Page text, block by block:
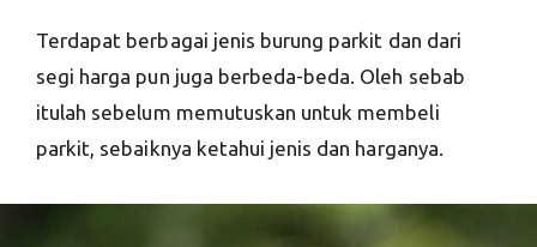
Terdapat berbagai jenis burung parkit dan dari
segi harga pun juga berbeda-beda. Oleh sebab
itulah sebelum memutuskan untuk membeli
parkit, sebaiknya ketahui jenis dan harganya.